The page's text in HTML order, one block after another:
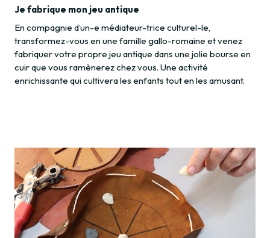
Je fabrique mon jeu antique
En compagnie d’un-e médiateur-trice culturel-le,
transformez-vous en une famille gallo-romaine et venez
fabriquer votre propre jeu antique dans une jolie bourse en
cuir que vous ramènerez chez vous. Une activité
enrichissante qui cultivera les enfants tout en les amusant.